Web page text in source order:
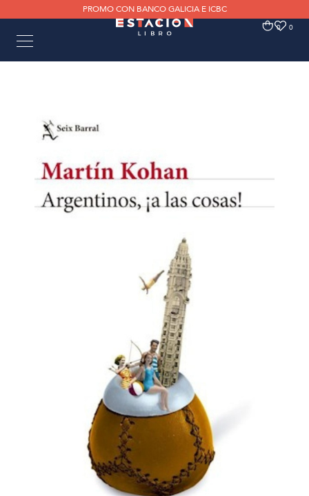
PROMO CON BANCO GALICIA E ICBC
0 0